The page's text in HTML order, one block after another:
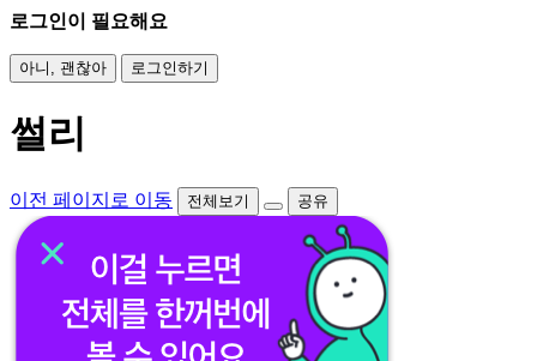
로그인이 필요해요
아니, 괜찮아 로그인하기
썰리
이전 페이지로 이동 전체보기 공유